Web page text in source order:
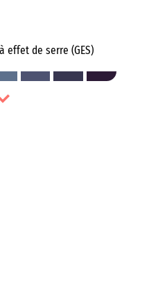
effet de serre (GES)